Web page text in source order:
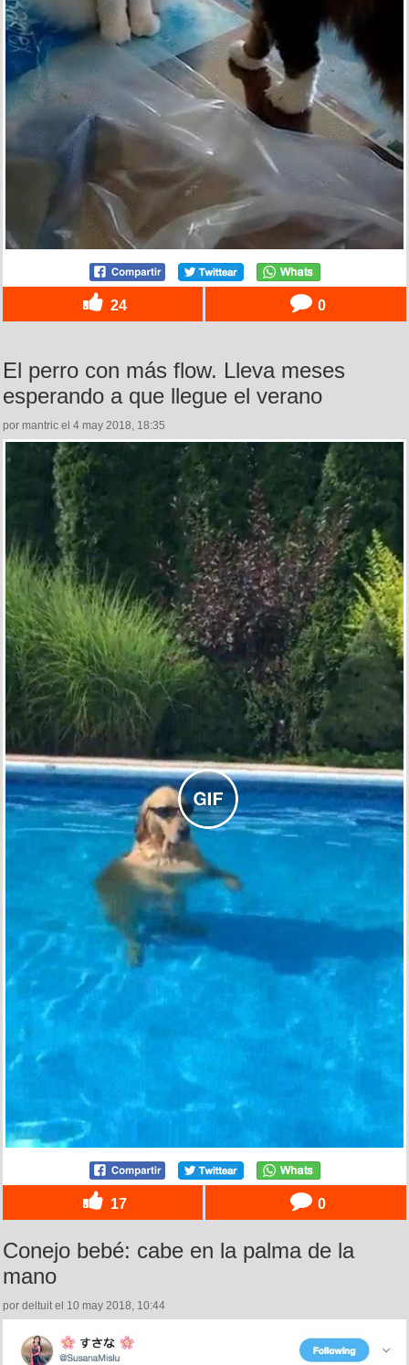
24 0
El perro con más flow. Lleva meses
esperando a que llegue el verano
por mantric el 4 may 2018, 18:35
17 0
Conejo bebé: cabe en la palma de la
mano
por deltuit el 10 may 2018, 10:44